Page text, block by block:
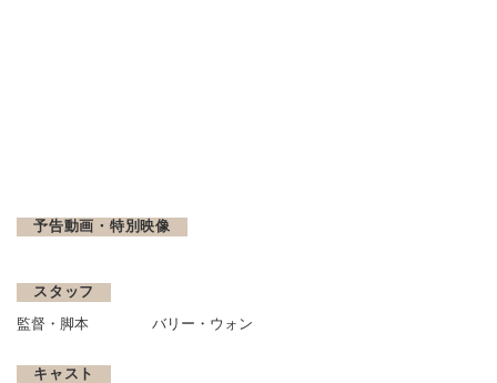
予告動画・特別映像
スタッフ
監督・脚本 バリー・ウォン
キャスト